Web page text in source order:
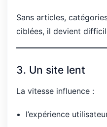
Sans articles,
ciblées, il devient
3. Un site lent
La vitesse influence :
l’expérience